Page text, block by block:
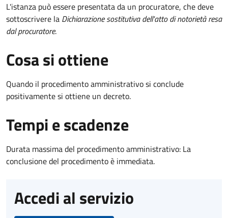
L'istanza può essere presentata da un procuratore, che deve
sottoscrivere la Dichiarazione sostitutiva dell'atto di notorietà resa
dal procuratore.
Cosa si ottiene
Quando il procedimento amministrativo si conclude
positivamente si ottiene un decreto.
Tempi e scadenze
Durata massima del procedimento amministrativo: La
conclusione del procedimento è immediata.
Accedi al servizio